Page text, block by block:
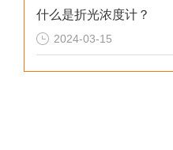
什么是折光浓度计？
2024-03-15